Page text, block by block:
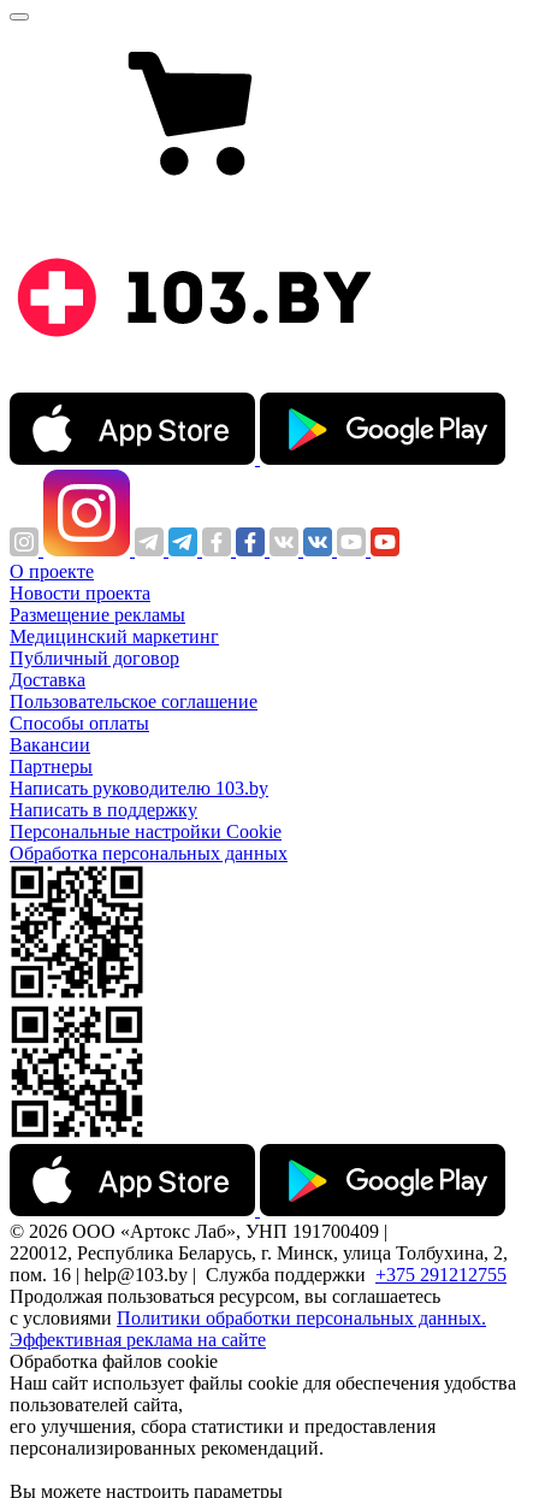
О проекте
Новости проекта
Размещение рекламы
Медицинский маркетинг
Публичный договор
Доставка
Пользовательское соглашение
Способы оплаты
Вакансии
Партнеры
Написать руководителю 103.by
Написать в поддержку
Персональные настройки Cookie
Обработка персональных данных
© 2026 ООО «Артокс Лаб», УНП 191700409 |
220012, Республика Беларусь, г. Минск, улица Толбухина, 2,
пом. 16 | help@103.by | Служба поддержки +375 291212755
Продолжая пользоваться ресурсом, вы соглашаетесь
с условиями Политики обработки персональных данных.
Эффективная реклама на сайте
Обработка файлов cookie
Наш сайт использует файлы cookie для обеспечения удобства
пользователей сайта,
его улучшения, сбора статистики и предоставления
персонализированных рекомендаций.
Вы можете настроить параметры